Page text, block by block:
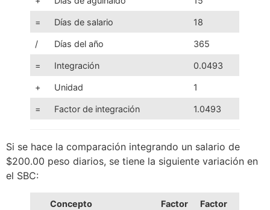
= Días de salario 18
/ Días del año 365
= Integración 0.0493
+ Unidad 1
= Factor de integración 1.0493
Si se hace la comparación integrando un salario de
$200.00 peso diarios, se tiene la siguiente variación en
el SBC:
Concepto
Factor
Factor